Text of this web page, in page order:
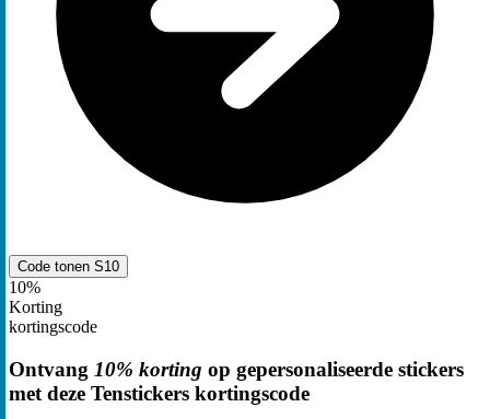
Code tonen S10
10%
Korting
kortingscode
Ontvang 10% korting op gepersonaliseerde stickers
met deze Tenstickers kortingscode